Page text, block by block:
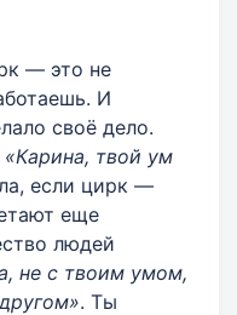
— это не
И
своё дело.
«Карина, твой ум
если цирк —
еще
людей
не с твоим умом,
. Ты